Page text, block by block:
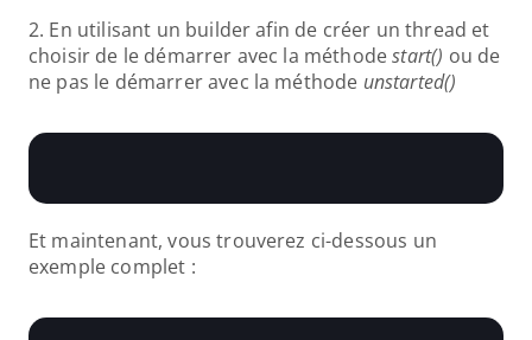
2. En utilisant un builder afin de créer un thread et
choisir de le démarrer avec la méthode start() ou de
ne pas le démarrer avec la méthode unstarted()
Et maintenant, vous trouverez ci-dessous un
exemple complet :